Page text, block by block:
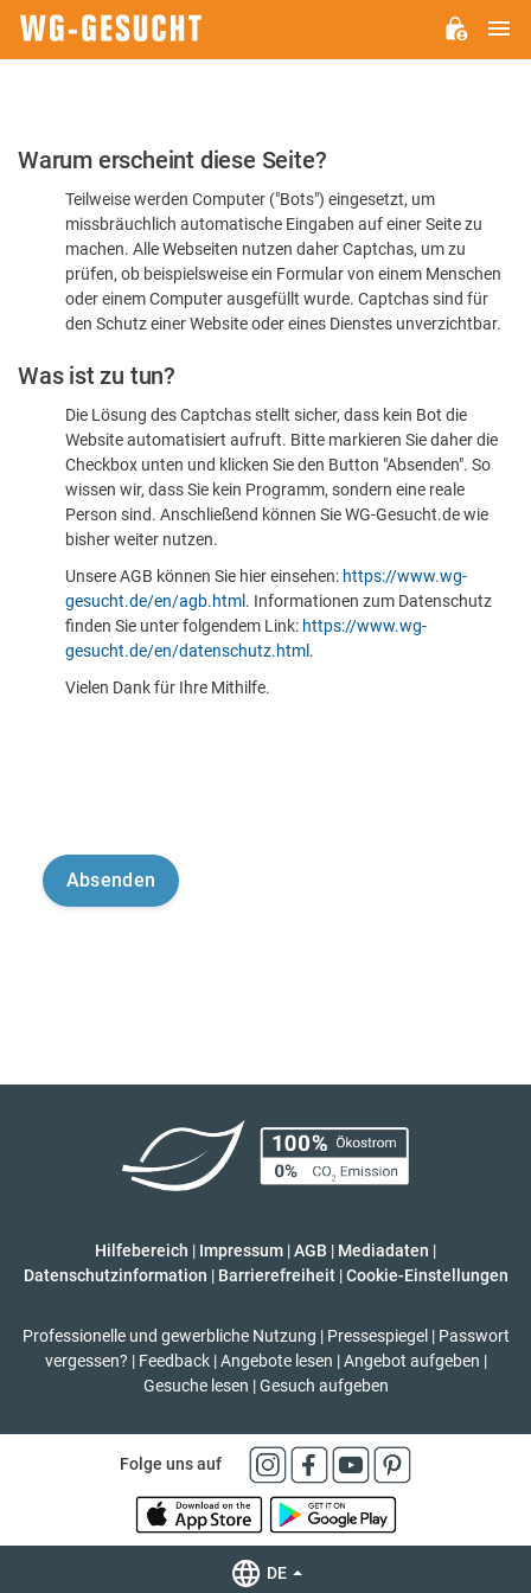
Bitte
dass
sind
Warum erscheint diese Seite?
Teilweise werden Computer ("Bots") eingesetzt, um
missbräuchlich automatische Eingaben auf einer Seite zu
machen. Alle Webseiten nutzen daher Captchas, um zu
prüfen, ob beispielsweise ein Formular von einem Menschen
oder einem Computer ausgefüllt wurde. Captchas sind für
den Schutz einer Website oder eines Dienstes unverzichtbar.
Was ist zu tun?
Die Lösung des Captchas stellt sicher, dass kein Bot die
Website automatisiert aufruft. Bitte markieren Sie daher die
Checkbox unten und klicken Sie den Button "Absenden". So
wissen wir, dass Sie kein Programm, sondern eine reale
Person sind. Anschließend können Sie WG-Gesucht.de wie
bisher weiter nutzen.
Unsere AGB können Sie hier einsehen: https://www.wg-
gesucht.de/en/agb.html . Informationen zum Datenschutz
finden Sie unter folgendem Link: https://www.wg-
gesucht.de/en/datenschutz.html .
Vielen Dank für Ihre Mithilfe.
Hilfebereich | Impressum |AGB | Mediadaten |
Datenschutzinformation | Barrierefreiheit | Cookie-Einstellungen
Professionelle und gewerbliche Nutzung | Pressespiegel | Passwort
vergessen? | Feedback | Angebote lesen | Angebot aufgeben |
Gesuche lesen | Gesuch aufgeben
Folge uns auf
DE